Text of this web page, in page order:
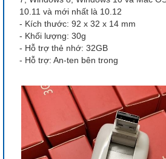
10.11 và mới nhất là 10.12
- Kích thước: 92 x 32 x 14 mm
- Khối lượng: 30g
- Hỗ trợ thẻ nhớ: 32GB
- Hỗ trợ: An-ten bên trong